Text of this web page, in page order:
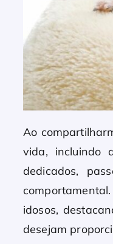
Ao
vida, incluindo
dedicados,
idosos,
desejam